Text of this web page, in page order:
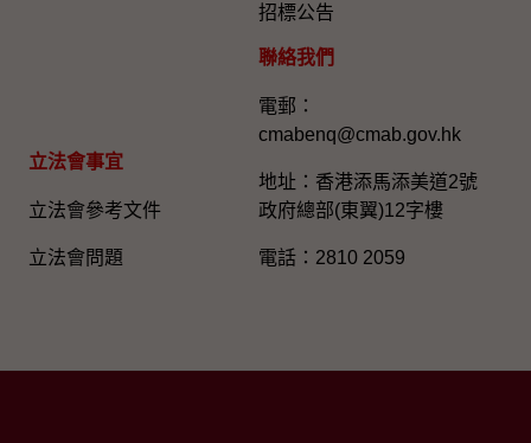
立法會事宜
立法會參考文件
立法會問題
招標公告
聯絡我們
電郵：
cmabenq@cmab.gov.hk​
地址：香港添馬添美道2號
政府總部(東翼)12字樓
電話：2810 2059